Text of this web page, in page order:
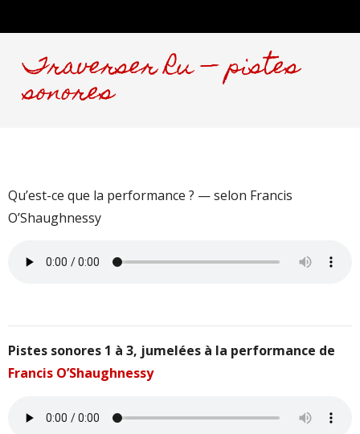
Traverser Ru — pistes
sonores
Qu’est-ce que la performance ? — selon Francis
O’Shaughnessy
Pistes sonores 1 à 3, jumelées à la performance de
Francis O’Shaughnessy